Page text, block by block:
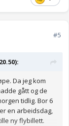
#5
Da jeg kom
gått og de
tidlig. Bor 6
en arbeidsdag,
ny flybillett.